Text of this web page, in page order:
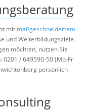
mit maßgeschneidertem
und Weiterbildungsziele.
möchten, nutzen Sie
0201 / 649590-50 (Mo-Fr
persönlich